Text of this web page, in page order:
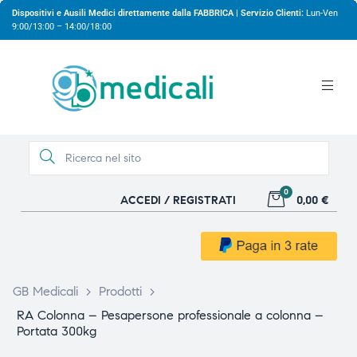
Dispositivi e Ausili Medici direttamente dalla FABBRICA | Servizio Clienti: Lun-Ven
9:00/13:00 – 14:00/18:00
ACCEDI / REGISTRATI
0
0,00 €
GB Medicali > Prodotti
>
RA Colonna – Pesapersone professionale a colonna –
Portata 300kg